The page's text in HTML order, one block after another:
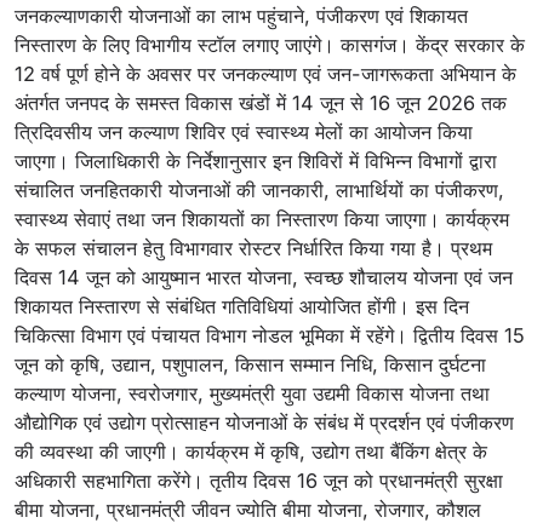
जनकल्याणकारी योजनाओं का लाभ पहुंचाने, पंजीकरण एवं शिकायत
निस्तारण के लिए विभागीय स्टॉल लगाए जाएंगे। कासगंज। केंद्र सरकार के
12 वर्ष पूर्ण होने के अवसर पर जनकल्याण एवं जन-जागरूकता अभियान के
अंतर्गत जनपद के समस्त विकास खंडों में 14 जून से 16 जून 2026 तक
त्रिदिवसीय जन कल्याण शिविर एवं स्वास्थ्य मेलों का आयोजन किया
जाएगा। जिलाधिकारी के निर्देशानुसार इन शिविरों में विभिन्न विभागों द्वारा
संचालित जनहितकारी योजनाओं की जानकारी, लाभार्थियों का पंजीकरण,
स्वास्थ्य सेवाएं तथा जन शिकायतों का निस्तारण किया जाएगा। कार्यक्रम
के सफल संचालन हेतु विभागवार रोस्टर निर्धारित किया गया है। प्रथम
दिवस 14 जून को आयुष्मान भारत योजना, स्वच्छ शौचालय योजना एवं जन
शिकायत निस्तारण से संबंधित गतिविधियां आयोजित होंगी। इस दिन
चिकित्सा विभाग एवं पंचायत विभाग नोडल भूमिका में रहेंगे। द्वितीय दिवस 15
जून को कृषि, उद्यान, पशुपालन, किसान सम्मान निधि, किसान दुर्घटना
कल्याण योजना, स्वरोजगार, मुख्यमंत्री युवा उद्यमी विकास योजना तथा
औद्योगिक एवं उद्योग प्रोत्साहन योजनाओं के संबंध में प्रदर्शन एवं पंजीकरण
की व्यवस्था की जाएगी। कार्यक्रम में कृषि, उद्योग तथा बैंकिंग क्षेत्र के
अधिकारी सहभागिता करेंगे। तृतीय दिवस 16 जून को प्रधानमंत्री सुरक्षा
बीमा योजना, प्रधानमंत्री जीवन ज्योति बीमा योजना, रोजगार, कौशल